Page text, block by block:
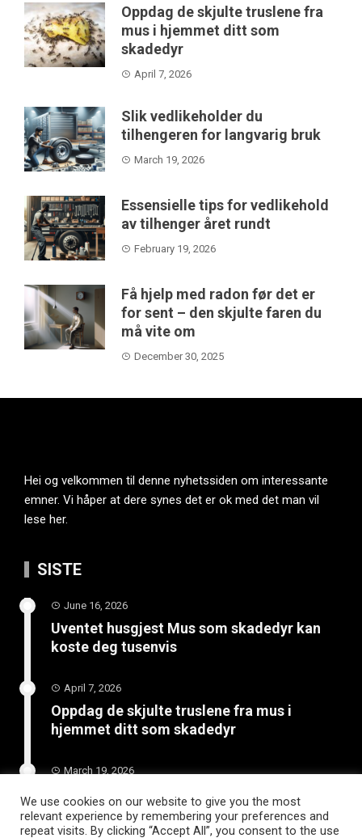
Oppdag de skjulte truslene fra
mus i hjemmet ditt som
skadedyr
April 7, 2026
Slik vedlikeholder du
tilhengeren for langvarig bruk
March 19, 2026
Essensielle tips for vedlikehold
av tilhenger året rundt
February 19, 2026
Få hjelp med radon før det er
for sent – den skjulte faren du
må vite om
December 30, 2025
Hei og velkommen til denne nyhetssiden om interessante
emner. Vi håper at dere synes det er ok med det man vil
lese her.
SISTE
June 16, 2026
Uventet husgjest Mus som skadedyr kan
koste deg tusenvis
April 7, 2026
Oppdag de skjulte truslene fra mus i
hjemmet ditt som skadedyr
March 19, 2026
Slik vedlikeholder du tilhengeren for
langvarig bruk
We use cookies on our website to give you the most
relevant experience by remembering your preferences and
repeat visits. By clicking “Accept All”, you consent to the use